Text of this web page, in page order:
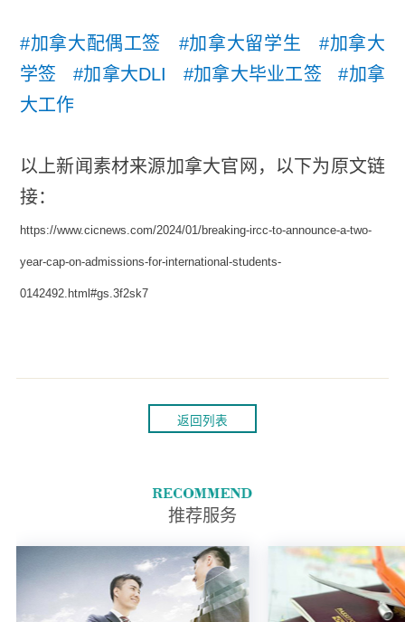
#加拿大配偶工签 #加拿大留学生 #加拿大
学签 #加拿大DLI #加拿大毕业工签 #加拿
大工作
以上新闻素材来源加拿大官网，以下为原文链
接：
https://www.cicnews.com/2024/01/breaking-ircc-to-announce-a-two-
year-cap-on-admissions-for-international-students-
0142492.html#gs.3f2sk7
返回列表
推荐服务